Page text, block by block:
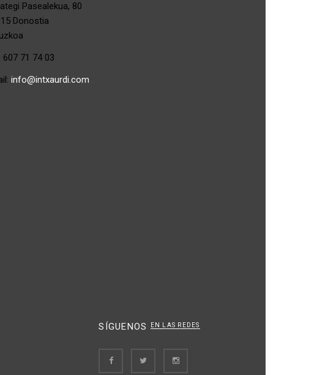
Pasealekua, 80
Donostia
607 71 74 03
info@intxaurdi.com
SÍGUENOS EN LAS REDES